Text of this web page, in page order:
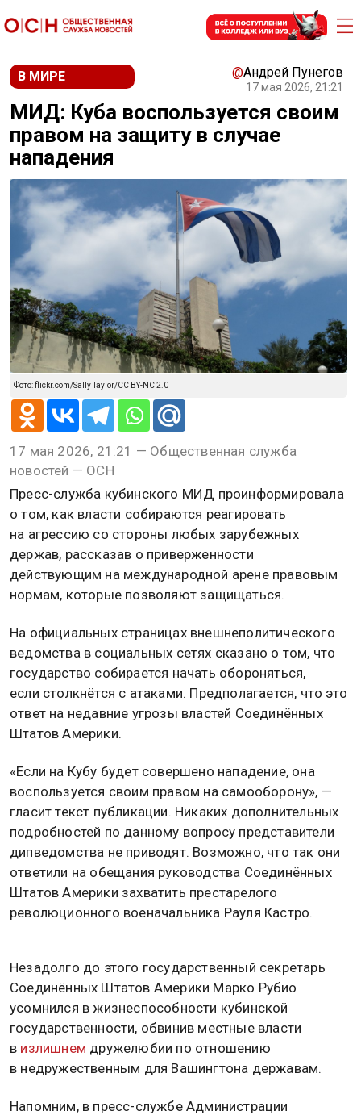
В МИРЕ @Андрей Пунегов
17 мая 2026, 21:21
МИД: Куба воспользуется своим
правом на защиту в случае
нападения
Фото: flickr.com/Sally Taylor/CC BY-NC 2.0
17 мая 2026, 21:21 — Общественная служба
новостей — ОСН
Пресс-служба кубинского МИД проинформировала
о том, как власти собираются реагировать
на агрессию со стороны любых зарубежных
держав, рассказав о приверженности
действующим на международной арене правовым
нормам, которые позволяют защищаться.
На официальных страницах внешнеполитического
ведомства в социальных сетях сказано о том, что
государство собирается начать обороняться,
если столкнётся с атаками. Предполагается, что это
ответ на недавние угрозы властей Соединённых
Штатов Америки.
«Если на Кубу будет совершено нападение, она
воспользуется своим правом на самооборону», —
гласит текст публикации. Никаких дополнительных
подробностей по данному вопросу представители
дипведомства не приводят. Возможно, что так они
ответили на обещания руководства Соединённых
Штатов Америки захватить престарелого
революционного военачальника Рауля Кастро.
Незадолго до этого государственный секретарь
Соединённых Штатов Америки Марко Рубио
усомнился в жизнеспособности кубинской
государственности, обвинив местные власти
в излишнем дружелюбии по отношению
в недружественным для Вашингтона державам.
Напомним, в пресс-службе Администрации